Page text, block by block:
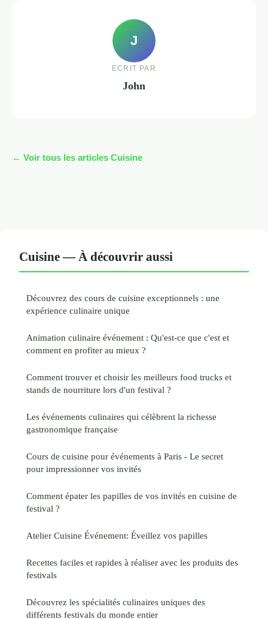
J
ECRIT PAR
John
← Voir tous les articles Cuisine
Cuisine — À découvrir aussi
Découvrez des cours de cuisine exceptionnels : une
expérience culinaire unique
Animation culinaire événement : Qu'est-ce que c'est et
comment en profiter au mieux ?
Comment trouver et choisir les meilleurs food trucks et
stands de nourriture lors d'un festival ?
Les événements culinaires qui célèbrent la richesse
gastronomique française
Cours de cuisine pour événements à Paris - Le secret
pour impressionner vos invités
Comment épater les papilles de vos invités en cuisine de
festival ?
Atelier Cuisine Événement: Éveillez vos papilles
Recettes faciles et rapides à réaliser avec les produits des
festivals
Découvrez les spécialités culinaires uniques des
différents festivals du monde entier